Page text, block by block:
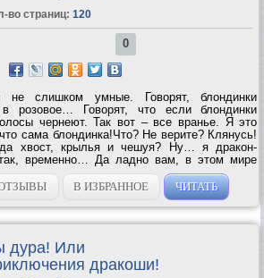
во страниц: 120
0
не слишком умные. Говорят, блондинки
розовое… Говорят, что если блондинки
чернеют. Так вот – все вранье. Я это
сама блондинка!Что? Не верите? Клянусь!
хвост, крылья и чешуя? Ну… я дракон-
временно… Да ладно вам, в этом мире
парьтесь. Ну что еще? Кто у меня на спине?
шаман Рикке...В ИЗБРАННОЕ ЧИТАТЬ
дура! Или
дракоши!